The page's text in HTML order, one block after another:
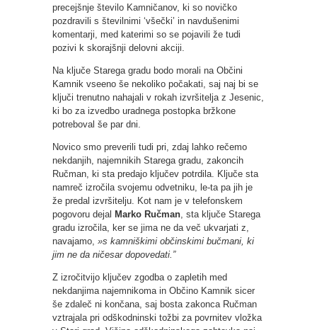
precejšnje število Kamničanov, ki so novičko
pozdravili s številnimi ‘všečki’ in navdušenimi
komentarji, med katerimi so se pojavili že tudi
pozivi k skorajšnji delovni akciji.
Na ključe Starega gradu bodo morali na Občini
Kamnik vseeno še nekoliko počakati, saj naj bi se
ključi trenutno nahajali v rokah izvršitelja z Jesenic,
ki bo za izvedbo uradnega postopka bržkone
potreboval še par dni.
Novico smo preverili tudi pri, zdaj lahko rečemo
nekdanjih, najemnikih Starega gradu, zakoncih
Ručman, ki sta predajo ključev potrdila. Ključe sta
namreč izročila svojemu odvetniku, le-ta pa jih je
že predal izvršitelju. Kot nam je v telefonskem
pogovoru dejal Marko Ručman , sta ključe Starega
gradu izročila, ker se jima ne da več ukvarjati z,
navajamo, »s kamniškimi občinskimi bučmani, ki
jim ne da ničesar dopovedati.”
Z izročitvijo ključev zgodba o zapletih med
nekdanjima najemnikoma in Občino Kamnik sicer
še zdaleč ni končana, saj bosta zakonca Ručman
vztrajala pri odškodninski tožbi za povrnitev vložka